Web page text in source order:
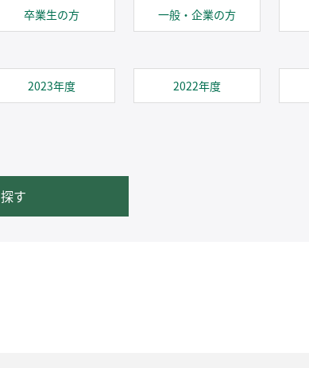
卒業生の方 一般・企業の方
2023年度 2022年度
探す